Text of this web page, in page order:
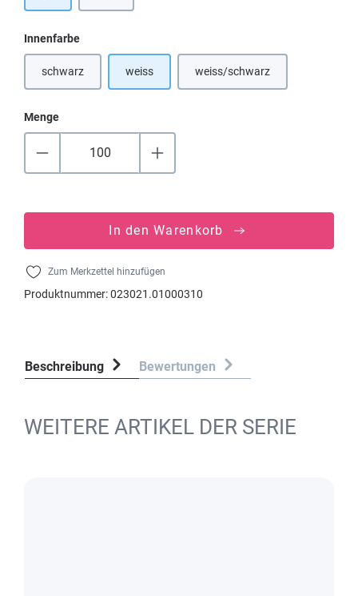
Innenfarbeauswählen
schwarz(Diese Option ist zurzeit nicht verfügbar.)
weiss weiss/schwarz(Diese Option ist zurzeit
Menge
In den Warenkorb
Zum Merkzettel hinzufügen
Produktnummer:023021.01000310
Beschreibung Bewertungen
WEITERE ARTIKEL DER SERIE